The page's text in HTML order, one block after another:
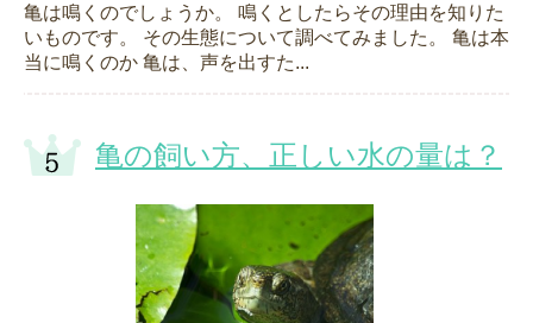
亀は鳴くのでしょうか。 鳴くとしたらその理由を知りた
いものです。 その生態について調べてみました。 亀は本
当に鳴くのか 亀は、声を出すた...
亀の飼い方、正しい水の量は？